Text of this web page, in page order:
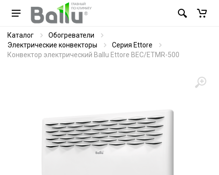
Каталог
Обогреватели
Электрические конвекторы
Серия Ettore
Конвектор электрический Ballu Ettore BEC/ETMR-500